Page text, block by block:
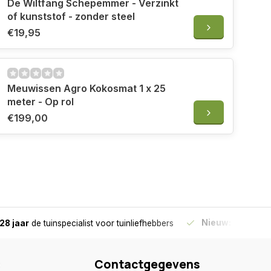
hout:
De Wiltfang Schepemmer - Verzinkt
of kunststof - zonder steel
€19,95
Meuwissen Agro Kokosmat 1 x 25
meter - Op rol
€199,00
28 jaar de tuinspecialist voor tuinliefhebbers Nieuw:
Contactgegevens